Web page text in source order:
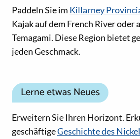
Paddeln Sie im Killarney
Kajak auf dem French River oder
Temagami. Diese Region bietet
jeden Geschmack.
Lerne etwas Neues
Erweitern Sie Ihren Horizont.
geschäftigeGeschichte des